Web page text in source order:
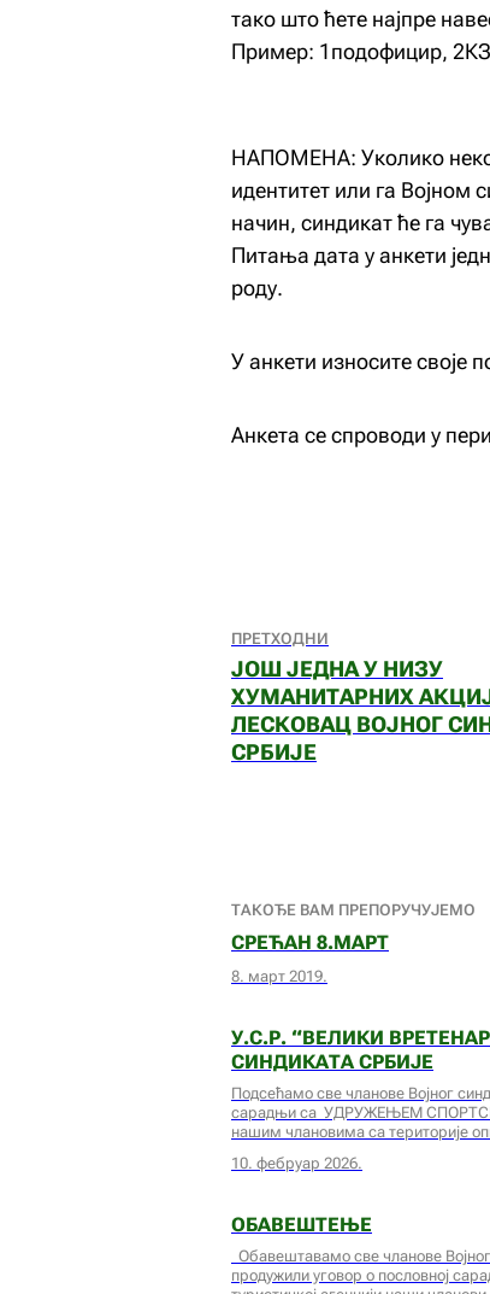
тако што ћете најпре
Пример: 1подофицир,
НАПОМЕНА: Уколико неко
идентитет или га Војном
начин, синдикат ће га
Питања дата у анкети
роду.
У анкети износите своје
Анкета се спроводи у
ПРЕТХОДНИ
ЈОШ ЈЕДНА У НИЗУ
ХУМАНИТАРНИХ
ЛЕСКОВАЦ ВОЈНОГ
СРБИЈЕ
ТАКОЂЕ ВАМ ПРЕПОРУЧУЈЕМО
СРЕЋАН 8.МАРТ
8. март 2019.
У.С.Р. “ВЕЛИКИ
СИНДИКАТА СРБИЈЕ
Подсећамо све чланове Војног
сарадњи са УДРУЖЕЊЕМ
нашим члановима са територије
10. фебруар 2026.
ОБАВЕШТЕЊЕ
Обавештавамо све чланове
продужили уговор о пословној